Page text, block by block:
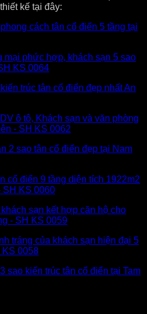
kế tại đây:
cách tân cổ điển 5 tầng tại
mại phức hợp, khách sạn 5 sao
KS 0064
trúc tân cổ điển đẹp nhất An
ô tô, Khách sạn và văn phòng
- SH KS 0062
2 sao tân cổ điển đẹp tại Nam
cổ điển 9 tầng diện tích 1922m2
SH KS 0060
sạn kết hợp căn hộ cho
- SH KS 0059
tráng của khách sạn hiện đại 5
KS 0058
sao kiến trúc tân cổ điển tại Tam